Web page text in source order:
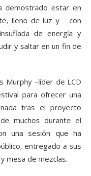
demostrado estar en
lleno de luz y con
de energía y
y saltar en un fin de
–líder de LCD
para ofrecer una
tras el proyecto
muchos durante el
una sesión que ha
entregado a sus
mesa de mezclas.